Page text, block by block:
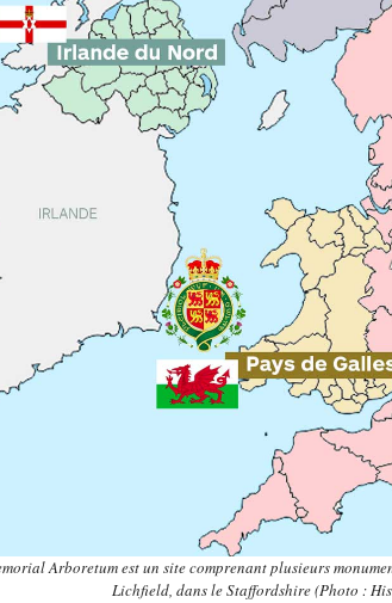
Arboretum est un site comprenant plusieurs
Lichfield, dans le Staffordshire (Photo :